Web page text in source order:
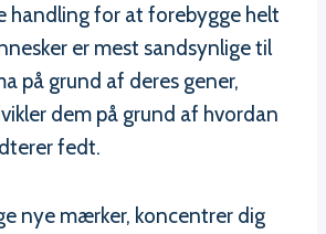
handling for at forebygge helt
er mest sandsynlige til
på grund af deres gener,
dem på grund af hvordan
fedt.
nye mærker, koncentrer dig